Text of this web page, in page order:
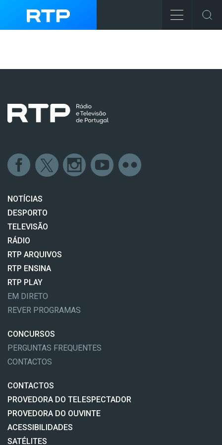
NOTÍCIAS
DESPORTO
TELEVISÃO
RÁDIO
RTP ARQUIVOS
RTP ENSINA
RTP PLAY
EM DIRETO
REVER PROGRAMAS
CONCURSOS
PERGUNTAS FREQUENTES
CONTACTOS
CONTACTOS
PROVEDORA DO TELESPECTADOR
PROVEDORA DO OUVINTE
ACESSIBILIDADES
SATÉLITES